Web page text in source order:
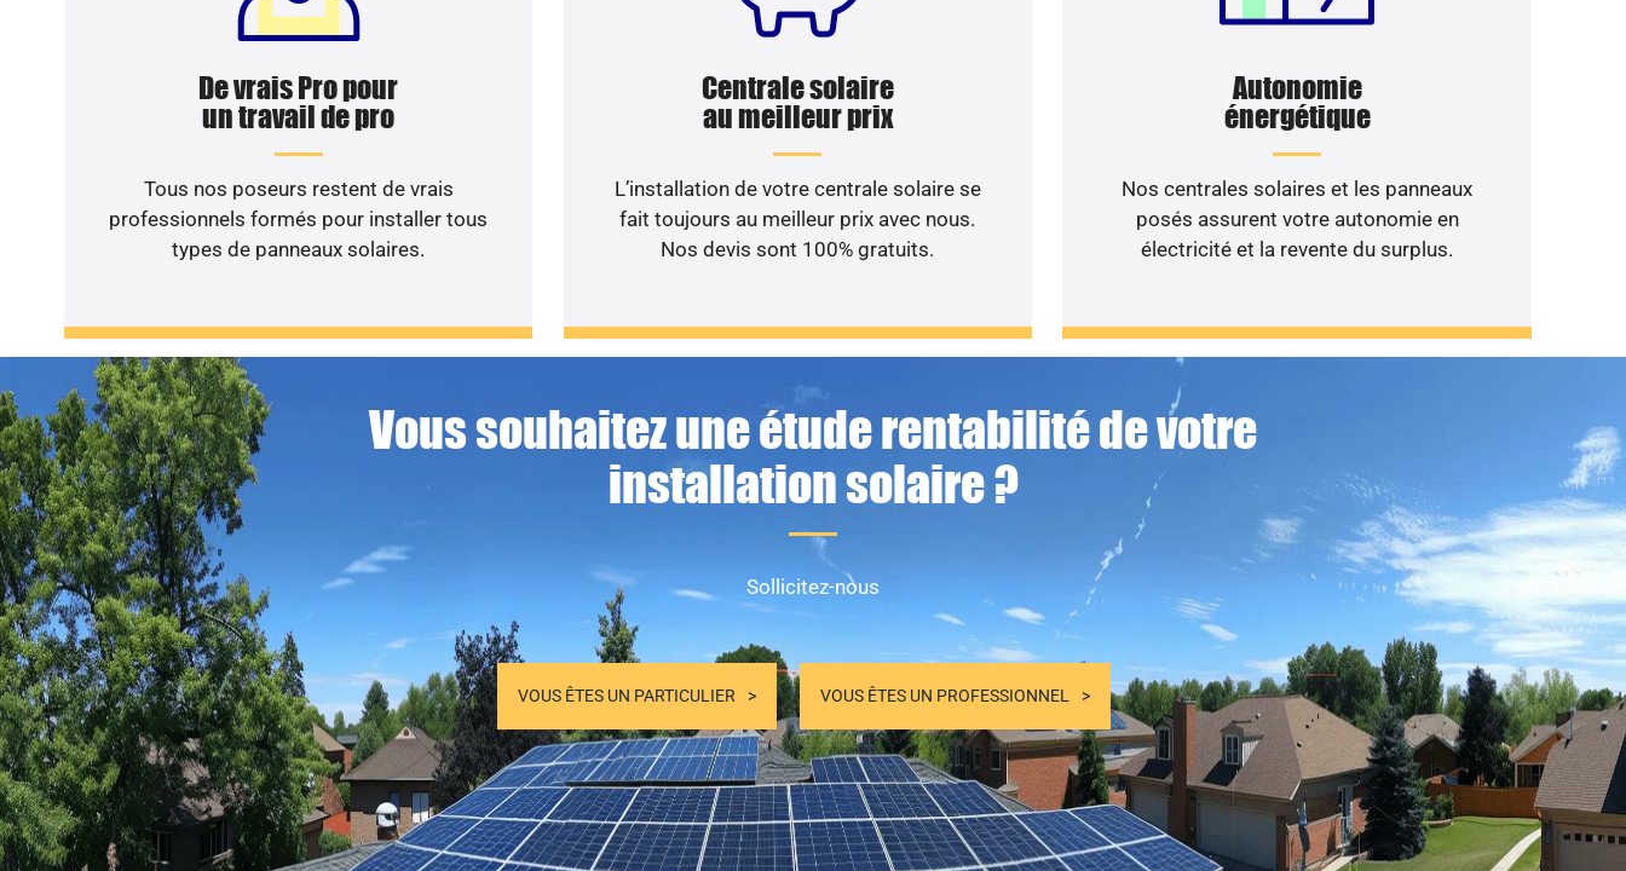
De vrais Pro pour
un travail de pro
Tous nos poseurs restent de vrais
professionnels formés pour installer tous
types de panneaux solaires.
Centrale solaire
au meilleur prix
L’installation de votre centrale solaire se
fait toujours au meilleur prix avec nous.
Nos devis sont 100% gratuits.
Autonomie
énergétique
Nos centrales solaires et les panneaux
posés assurent votre autonomie en
électricité et la revente du surplus.
Vous souhaitez une étude rentabilité de votre
installation solaire ?
Sollicitez-nous
VOUS ÊTES UN PARTICULIER VOUS ÊTES UN PROFESSIONNEL